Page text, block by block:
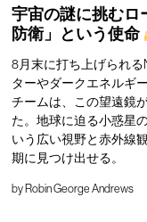
宇宙の謎に挑むロ
防衛」という使命
8月末に打ち上げられ
ターやダークエネルギ
チームは、この望遠鏡
た。地球に迫る小惑星
いう広い視野と赤外線
期に見つけ出せる。
by Robin George Andrews